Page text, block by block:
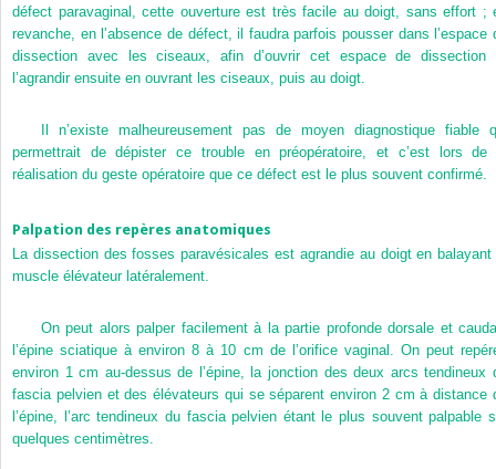
défect paravaginal, cette ouverture est très facile au doigt, sans effort ;
revanche, en l’absence de défect, il faudra parfois pousser dans l’espace
dissection avec les ciseaux, afin d’ouvrir cet espace de dissection
l’agrandir ensuite en ouvrant les ciseaux, puis au doigt.
Il n’existe malheureusement pas de moyen diagnostique fiable
permettrait de dépister ce trouble en préopératoire, et c’est lors de
réalisation du geste opératoire que ce défect est le plus souvent confirmé.
Palpation des repères anatomiques
La dissection des fosses paravésicales est agrandie au doigt en balayant
muscle élévateur latéralement.
On peut alors palper facilement à la partie profonde dorsale et
l’épine sciatique à environ 8 à 10 cm de l’orifice vaginal. On peut
environ 1 cm au-dessus de l’épine, la jonction des deux arcs tendineux
fascia pelvien et des élévateurs qui se séparent environ 2 cm à distance
l’épine, l’arc tendineux du fascia pelvien étant le plus souvent palpable
quelques centimètres.